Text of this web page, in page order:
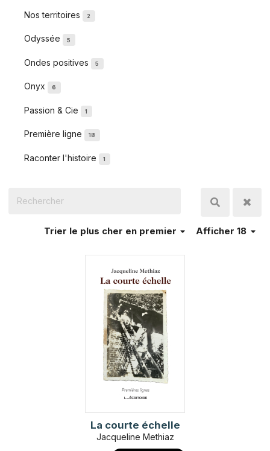
Nos territoires 2
Odyssée 5
Ondes positives 5
Onyx 6
Passion & Cie 1
Première ligne 18
Raconter l'histoire 1
Afficher 18
Trier le plus cher en premier
La courte échelle
Jacqueline Methiaz